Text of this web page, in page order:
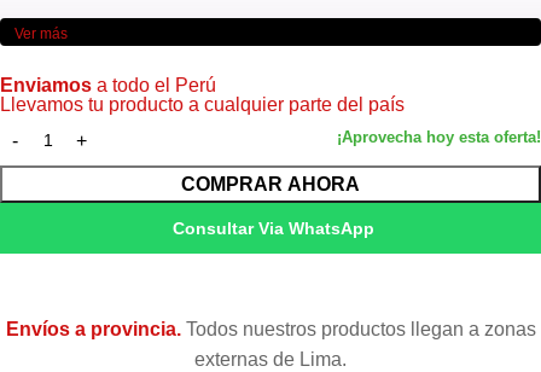
Condición
Ver más
Enviamos a todo el Perú
Llevamos tu producto a cualquier parte del país
COMPRAR AHORA
Consultar Via WhatsApp
Envíos a provincia.Todos nuestros productos llegan a zonas
externas de Lima.